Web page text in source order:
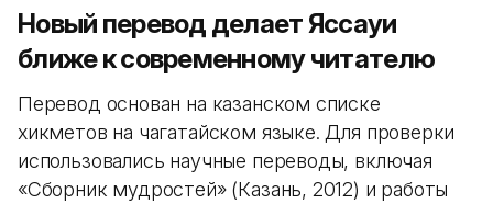
Новый перевод делает Яссауи
ближе к современному читателю
Перевод основан на казанском списке
хикметов на чагатайском языке. Для проверки
использовались научные переводы, включая
«Сборник мудростей» (Казань, 2012) и работы